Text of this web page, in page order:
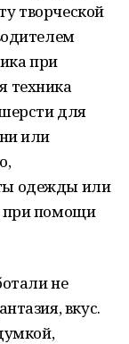
творческой
при
техника
для
или
одежды или
при помощи
не
вкус.